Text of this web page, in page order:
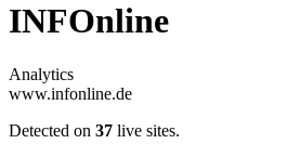
INFOnline
Analytics
www.infonline.de
Detected on 37 live sites.